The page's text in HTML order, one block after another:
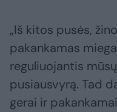
„Iš kitos pusės,
pakankamas
reguliuojantis
pusiausvyrą. Tad
gerai ir